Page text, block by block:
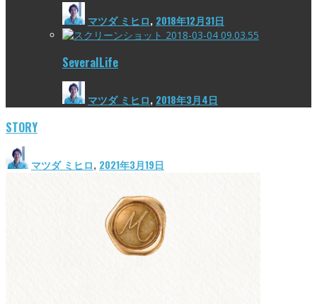
マツダ ミヒロ, 2018年12月31日
SeveralLife
マツダ ミヒロ, 2018年3月4日
STORY
マツダ ミヒロ, 2021年3月19日